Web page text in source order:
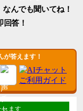
んでも聞いてね！
回答！
が答えます！